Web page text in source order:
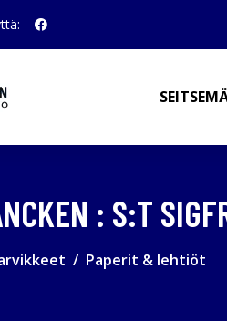
: S:T
Paperit & lehtiöt